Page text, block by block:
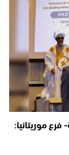
موريتانيا: